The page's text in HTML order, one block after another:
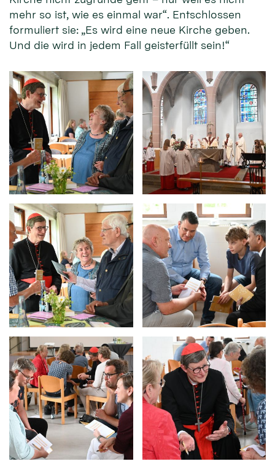
mehr so ist, wie es einmal war“. Entschlossen
formuliert sie: „Es wird eine neue Kirche geben.
Und die wird in jedem Fall geisterfüllt sein!“